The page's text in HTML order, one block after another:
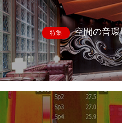
特集 空間の音環